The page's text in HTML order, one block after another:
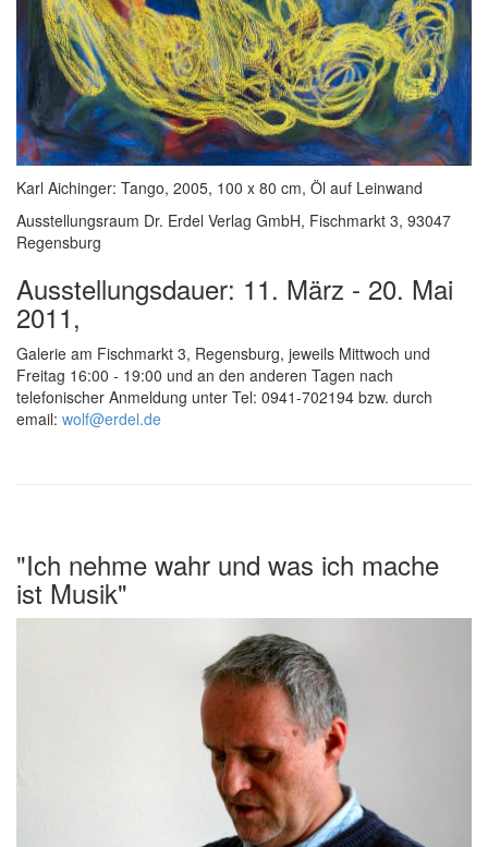
Karl Aichinger: Tango, 2005, 100 x 80 cm, Öl auf Leinwand
Ausstellungsraum Dr. Erdel Verlag GmbH, Fischmarkt 3, 93047
Regensburg
Ausstellungsdauer: 11. März - 20. Mai
2011,
Galerie am Fischmarkt 3, Regensburg, jeweils Mittwoch und
Freitag 16:00 - 19:00 und an den anderen Tagen nach
telefonischer Anmeldung unter Tel: 0941-702194 bzw. durch
email: wolf@erdel.de
"Ich nehme wahr und was ich mache
ist Musik"